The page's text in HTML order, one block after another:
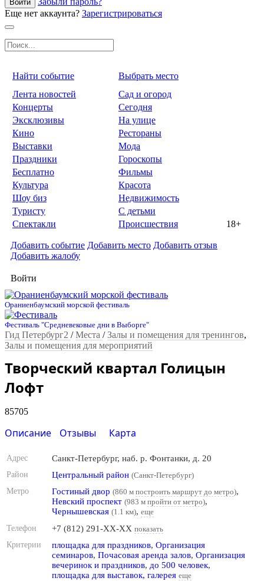
Войти
Еще нет аккаунта? Зарегистрироваться
Найти событие
Выбрать место
Лента новостей
Сад и огород
Концерты
Сегодня
Эксклюзивы
На улице
Кино
Рестораны
Выставки
Мода
Праздники
Гороскопы
Бесплатно
Фильмы
Культура
Красота
Шоу биз
Недвижимость
Туристу
С детьми
Спектакли
Происшествия 18+
Добавить событие Добавить место Добавить отзыв
Добавить жалобу
Войти
Ораниенбаумский морской фестиваль
Фестиваль "Средневековые дни в Выборге"
Гид Петербург2 /Места /Залы и помещения для тренингов,
Залы и помещения для мероприятий
Творческий квартал Голицын
Лофт
85705
Описание Отзывы Карта
Адрес Санкт-Петербург, наб. р. Фонтанки, д. 20
Район Центральный район (Санкт-Петербург)
Метро
Гостиный двор (860 м построить маршрут до метро),
Невский проспект (983 м пройти от метро),
Чернышевская (1.1 км), еще
Телефон
+7 (812) 291-XX-XX показать
Критерии
площадка для праздников, Организация
семинаров, Почасовая аренда залов, Организация
вечеринок и праздников, до 500 человек,
площадка для выставок, галерея еще